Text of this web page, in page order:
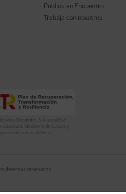
Publica en Encuentro
Trabaja con nosotros
Encuentro, S.A. anualidad
la Lectura, Ministerio de Cultura y
del sector del libro.
derechos reservados.